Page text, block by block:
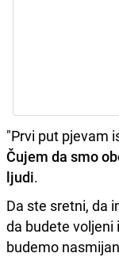
"Prvi put pjevam
Čujem da smo
ljudi.
Da ste sretni, da
da budete voljeni
budemo